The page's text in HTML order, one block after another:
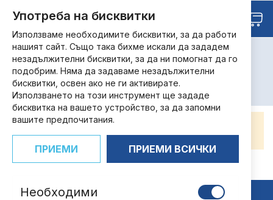
към
съдържанието
Търсене Любими
Magiki
НАЧАЛО МАРКА MAGIKI
Не можем да намерим продукти, отговарящи
на селекцията.
Употреба на бисквитки
Използваме необходимите бисквитки, за да работи
нашият сайт. Също така бихме искали да зададем
незадължителни бисквитки, за да ни помогнат да го
подобрим. Няма да задаваме незадължителни
бисквитки, освен ако не ги активирате.
Използването на този инструмент ще зададе
бисквитка на вашето устройство, за да запомни
вашите предпочитания.
ПРИЕМИ ПРИЕМИ ВСИЧКИ
Необходими